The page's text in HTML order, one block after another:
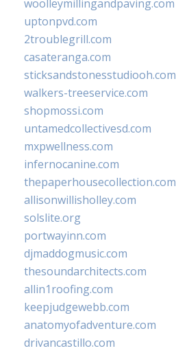
woolleymillingandpaving.com
uptonpvd.com
2troublegrill.com
casateranga.com
sticksandstonesstudiooh.com
walkers-treeservice.com
shopmossi.com
untamedcollectivesd.com
mxpwellness.com
infernocanine.com
thepaperhousecollection.com
allisonwillisholley.com
solslite.org
portwayinn.com
djmaddogmusic.com
thesoundarchitects.com
allin1roofing.com
keepjudgewebb.com
anatomyofadventure.com
drivancastillo.com